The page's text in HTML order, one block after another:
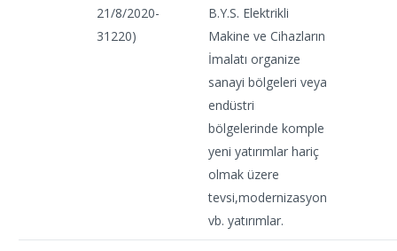
21/8/2020-
31220)
B.Y.S. Elektrikli
Makine ve Cihazların
İmalatı organize
sanayi bölgeleri veya
endüstri
bölgelerinde komple
yeni yatırımlar hariç
olmak üzere
tevsi,modernizasyon
vb. yatırımlar.